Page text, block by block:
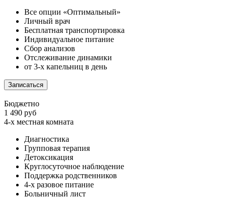
Все опции «Оптимальный»
Личный врач
Бесплатная транспортировка
Индивидуальное питание
Сбор анализов
Отслеживание динамики
от 3-х капельниц в день
Записаться
Бюджетно
1 490 руб
4-х местная комната
Диагностика
Групповая терапия
Детоксикация
Круглосуточное наблюдение
Поддержка родственников
4-х разовое питание
Больничный лист